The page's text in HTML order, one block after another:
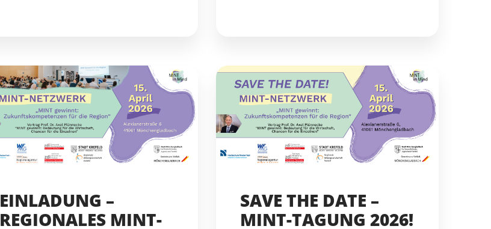
EINLADUNG –
REGIONALES MINT-
SAVE THE DATE –
MINT-TAGUNG 2026!